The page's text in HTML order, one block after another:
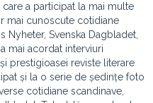
a participat la mai multe
mai cunoscute cotidiane
Nyheter, Svenska Dagbladet,
mai acordat interviuri
prestigioasei reviste literare
și la o serie de ședințe foto
cotidiane scandinave,